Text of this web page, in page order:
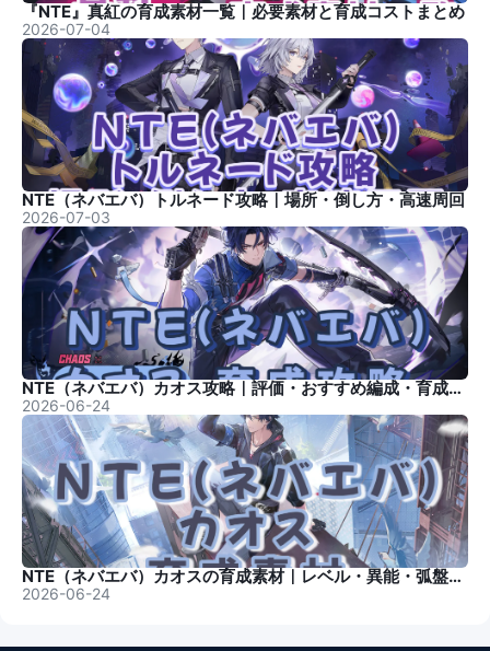
『NTE』真紅の育成素材一覧｜必要素材と育成コストまとめ
2026-07-04
NTE（ネバエバ）トルネード攻略｜場所・倒し方・高速周回
2026-07-03
NTE（ネバエバ）カオス攻略｜評価・おすすめ編成・育成優先度
2026-06-24
NTE（ネバエバ）カオスの育成素材｜レベル・異能・弧盤素材
2026-06-24